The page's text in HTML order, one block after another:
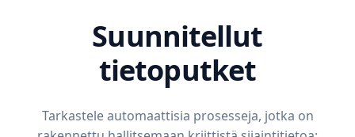
Suunnitellut
tietoputket
Tarkastele automaattisia prosesseja, jotka on